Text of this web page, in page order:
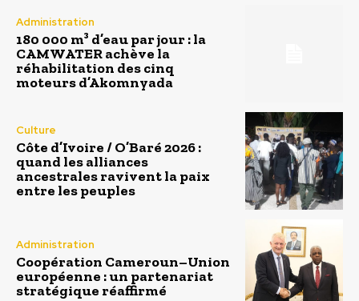
Administration
180 000 m³ d’eau par jour : la
CAMWATER achève la
réhabilitation des cinq
moteurs d’Akomnyada
Culture
Côte d’Ivoire / O’Baré 2026 :
quand les alliances
ancestrales ravivent la paix
entre les peuples
Administration
Coopération Cameroun–Union
européenne : un partenariat
stratégique réaffirmé